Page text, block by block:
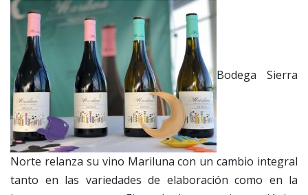
Bodega Sierra
Norte relanza su vino Mariluna con un cambio integral
tanto en las variedades de elaboración como en la